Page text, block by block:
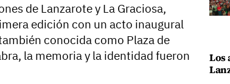
de Lanzarote y La Graciosa,
edición con un acto inaugural
conocida como Plaza de
la memoria y la identidad fueron
Los